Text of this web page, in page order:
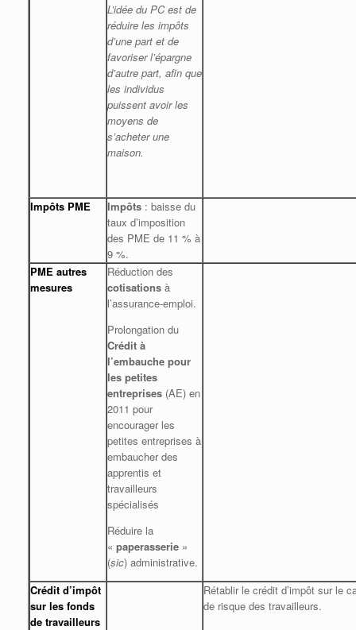
L’idée du PC est de
réduire les impôts
d’une part et de
favoriser l’épargne
d’autre part, afin que
les individus
puissent avoir les
moyens de
s’acheter une
maison.
Impôts PME Impôts : baisse du
taux d’imposition
des PME de 11 % à
9 %.
PME autres
mesures
Réduction des
cotisations à
l’assurance-emploi.
Prolongation du
Crédit à
l’embauche pour
les petites
entreprises (AE) en
2011 pour
encourager les
petites entreprises à
embaucher des
apprentis et
travailleurs
spécialisés
Réduire la
« paperasserie »
(sic) administrative.
Crédit d’impôt
sur les fonds
de travailleurs
Rétablir le crédit d’impôt sur le
de risque des travailleurs.